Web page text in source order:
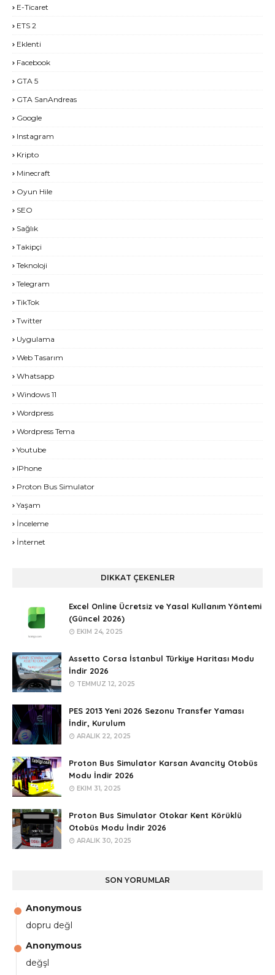
E-Ticaret
ETS 2
Eklenti
Facebook
GTA 5
GTA SanAndreas
Google
Instagram
Kripto
Minecraft
Oyun Hile
SEO
Sağlık
Takipçi
Teknoloji
Telegram
TikTok
Twitter
Uygulama
Web Tasarım
Whatsapp
Windows 11
Wordpress
Wordpress Tema
Youtube
IPhone
Proton Bus Simulator
Yaşam
İnceleme
İnternet
DIKKAT ÇEKENLER
Excel Online Ücretsiz ve Yasal Kullanım Yöntemi
(Güncel 2026)
EKIM 24, 2025
Assetto Corsa İstanbul Türkiye Haritası Modu
İndir 2026
TEMMUZ 12, 2025
PES 2013 Yeni 2026 Sezonu Transfer Yaması
İndir, Kurulum
ARALIK 22, 2025
Proton Bus Simulator Karsan Avancity Otobüs
Modu İndir 2026
EKIM 31, 2025
Proton Bus Simulator Otokar Kent Körüklü
Otobüs Modu İndir 2026
ARALIK 30, 2025
SON YORUMLAR
Anonymous
dopru değl
Anonymous
değşl